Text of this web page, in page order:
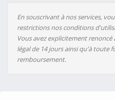
En souscrivant à nos services,
restrictions nos conditions
Vous avez explicitement
légal de 14 jours ainsi qu'à toute
remboursement.